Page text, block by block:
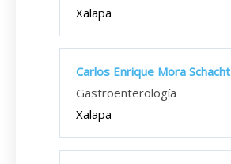
Xalapa
Carlos Enrique Mora Schacht
Gastroenterología
Xalapa